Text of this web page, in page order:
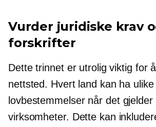
Vurder juridiske krav
forskrifter
Dette trinnet er utrolig viktig for
nettsted. Hvert land kan ha ulike
lovbestemmelser når det
virksomheter. Dette kan